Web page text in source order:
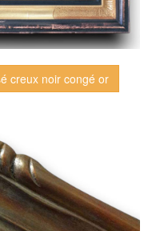
creux noir congé or